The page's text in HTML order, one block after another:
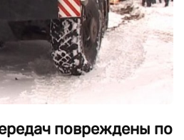
повреждены по